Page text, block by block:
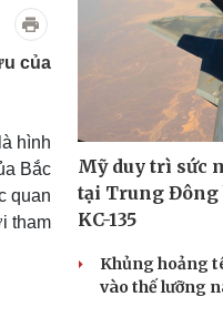
nghiệp
Thông tin doanh nghiệp
Doanh nghiệp 24h
lịch
Tư vấn
Săn Tour
của
hình
Bắc
quan
tham
Mỹ duy trì sức
tại Trung Đông
KC-135
Khủng hoảng
vào thế lưỡng